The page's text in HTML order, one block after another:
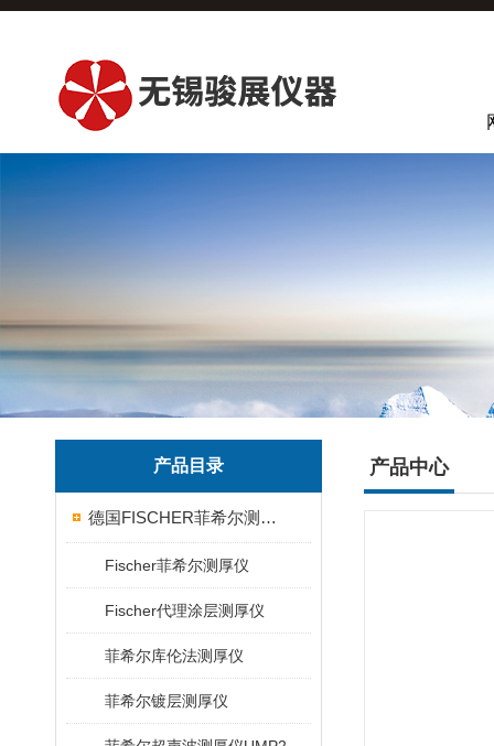
产品目录
德国FISCHER菲希尔测厚仪
Fischer菲希尔测厚仪
Fischer代理涂层测厚仪
菲希尔库伦法测厚仪
菲希尔镀层测厚仪
产品中心